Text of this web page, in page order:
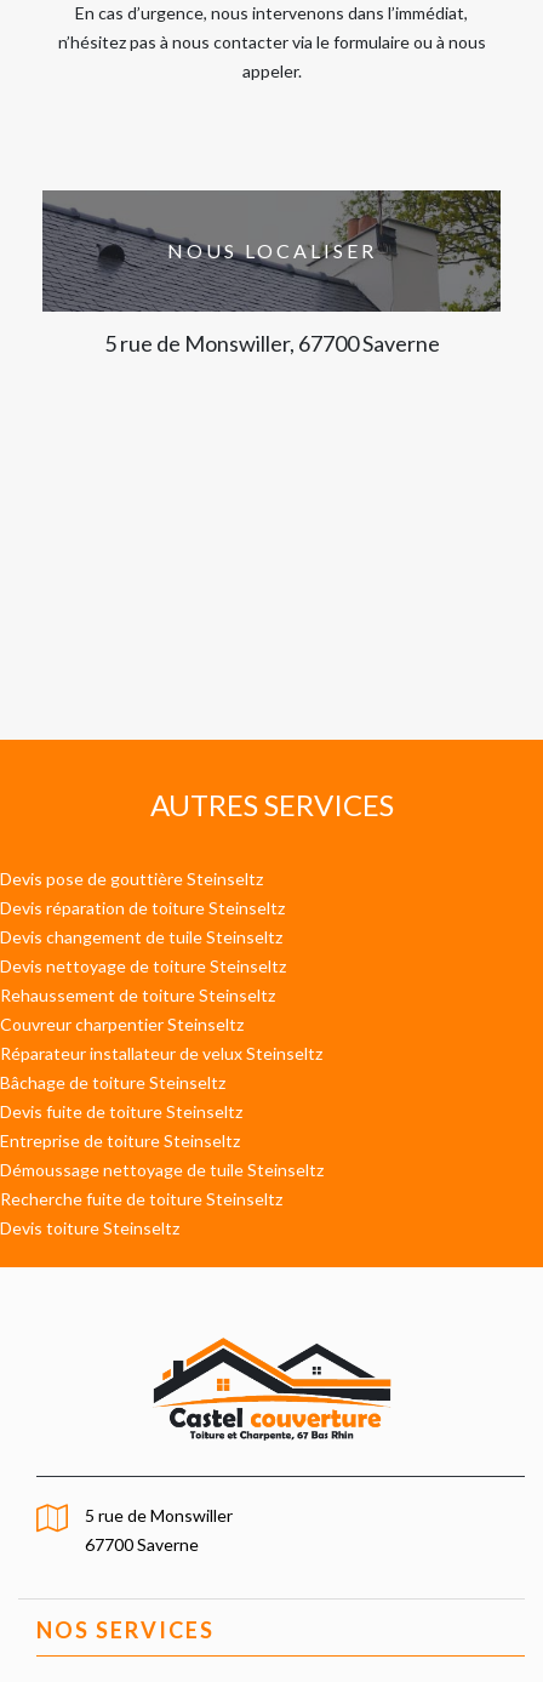
En cas d’urgence, nous intervenons dans l’immédiat,
n’hésitez pas à nous contacter via le formulaire ou à nous
appeler.
NOUS LOCALISER
5 rue de Monswiller, 67700 Saverne
AUTRES SERVICES
Devis pose de gouttière Steinseltz
Devis réparation de toiture Steinseltz
Devis changement de tuile Steinseltz
Devis nettoyage de toiture Steinseltz
Rehaussement de toiture Steinseltz
Couvreur charpentier Steinseltz
Réparateur installateur de velux Steinseltz
Bâchage de toiture Steinseltz
Devis fuite de toiture Steinseltz
Entreprise de toiture Steinseltz
Démoussage nettoyage de tuile Steinseltz
Recherche fuite de toiture Steinseltz
Devis toiture Steinseltz
5 rue de Monswiller
67700 Saverne
NOS SERVICES